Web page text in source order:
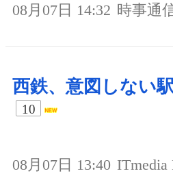
08月07日 14:32 時事通
西鉄、意図しない
10
08月07日 13:40 ITmedia